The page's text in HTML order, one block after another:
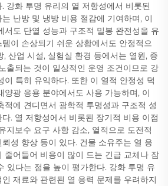
강화 투명 유리의 열 저항성에서 비롯된
난방 및 냉방 비용 절감에 기여하며, 이
서도 단열 성능과 구조적 밀봉 완전성을 유
이 손상되기 쉬운 상황에서도 안정적으
, 산업 시설, 실험실 환경 등에서는 열원, 증
출되는 것이 일상적인 운영 조건이므로 강
이 특히 유익하다. 또한 이 열적 안정성 덕
양광 응용 분야에서도 사용 가능하며, 이
적에 견디면서 광학적 투명성과 구조적 성
. 열 저항성에서 비롯된 장기적 비용 이점
지보수 요구 사항 감소, 열적으로 도전적
성 향상 등이 있다. 건물 소유주는 열 응
줄어들어 비용이 많이 드는 긴급 교체나 잠
있다는 점을 높이 평가한다. 강화 투명 유
재료와 관련된 열 응력 문제를 우려하지